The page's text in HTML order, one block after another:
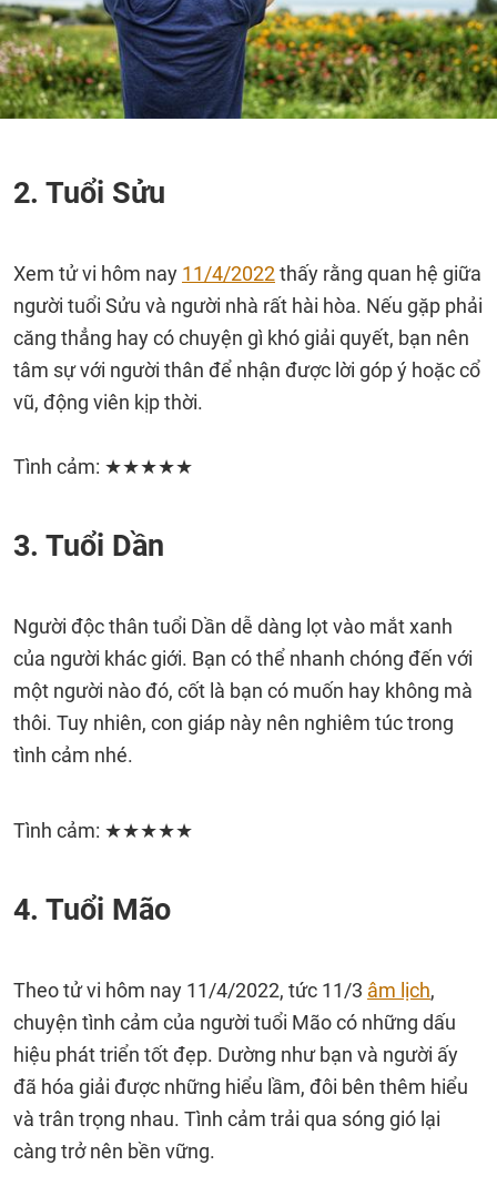
2. Tuổi Sửu
Xem tử vi hôm nay 11/4/2022thấy rằng quan hệ giữa
người tuổi Sửu và người nhà rất hài hòa. Nếu gặp phải
căng thẳng hay có chuyện gì khó giải quyết, bạn nên
tâm sự với người thân để nhận được lời góp ý hoặc cổ
vũ, động viên kịp thời.
Tình cảm: ★★★★★
3. Tuổi Dần
Người độc thân tuổi Dần dễ dàng lọt vào mắt xanh
của người khác giới. Bạn có thể nhanh chóng đến với
một người nào đó, cốt là bạn có muốn hay không mà
thôi. Tuy nhiên, con giáp này nên nghiêm túc trong
tình cảm nhé.
Tình cảm: ★★★★★
4. Tuổi Mão
Theo tử vi hôm nay 11/4/2022, tức 11/3 âm lịch,
chuyện tình cảm của người tuổi Mão có những dấu
hiệu phát triển tốt đẹp. Dường như bạn và người ấy
đã hóa giải được những hiểu lầm, đôi bên thêm hiểu
và trân trọng nhau. Tình cảm trải qua sóng gió lại
càng trở nên bền vững.